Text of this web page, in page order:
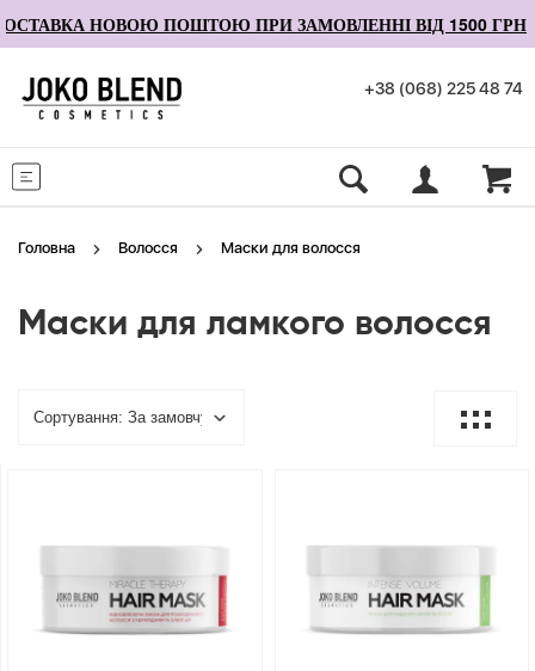
НОВОЮ ПОШТОЮ ПРИ ЗАМОВЛЕННІ ВІД 1500 ГРН
+38 (068) 225 48 74
Головна Волосся Маски для волосся
Маски для ламкого волосся